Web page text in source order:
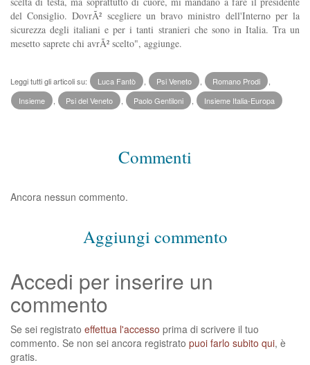
del Consiglio. DovrÃ² scegliere un bravo ministro dell'Interno per la
sicurezza degli italiani e per i tanti stranieri che sono in Italia. Tra un
mesetto saprete chi avrÃ² scelto", aggiunge.
Leggi tutti gli articoli su: Luca Fantò Psi Veneto Romano Prodi
Insieme
Psi del Veneto Paolo Gentiloni Insieme Italia-Europa
Commenti
Ancora nessun commento.
Aggiungi commento
Accedi per inserire un
commento
Se sei registrato effettua l'accesso prima di scrivere il tuo
commento. Se non sei ancora registrato puoi farlo subito qui, è
gratis.